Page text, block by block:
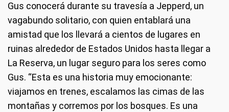
Gus conocerá durante su travesía a Jepperd, un
vagabundo solitario, con quien entablará una
amistad que los llevará a cientos de lugares en
ruinas alrededor de Estados Unidos hasta llegar a
La Reserva, un lugar seguro para los seres como
Gus. “Esta es una historia muy emocionante:
viajamos en trenes, escalamos las cimas de las
montañas y corremos por los bosques. Es una